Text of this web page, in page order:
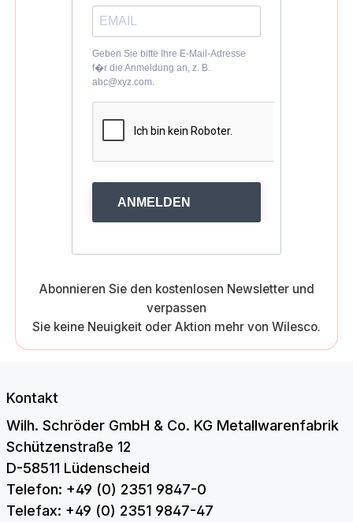
Geben Sie bitte Ihre E-Mail-Adresse
f�r die Anmeldung an, z. B.
abc@xyz.com.
ANMELDEN
Abonnieren Sie den kostenlosen Newsletter und
verpassen
Sie keine Neuigkeit oder Aktion mehr von Wilesco.
Kontakt
Wilh. Schröder GmbH & Co. KG Metallwarenfabrik
Schützenstraße 12
D-58511 Lüdenscheid
Telefon: +49 (0) 2351 9847-0
Telefax: +49 (0) 2351 9847-47